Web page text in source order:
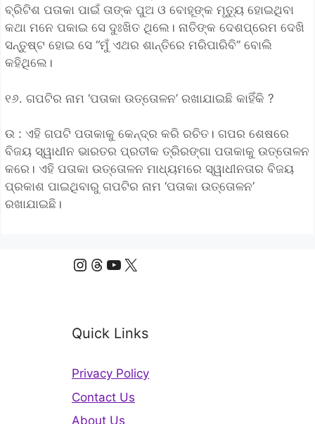
ବ୍ରିଟିଶ ପତାକା ପାଇଁ ତାଙ୍କ ପୁଅ ଓ ବୋହୂଙ୍କ ମୃତ୍ୟୁ ହୋଇଥିବା
କଥା ମନେ ପକାଇ ସେ ଦୁଃଖିତ ଥିଲେ। ନାତିଙ୍କ ଦେଶପ୍ରେମ ଦେଖି
ସନ୍ତୁଷ୍ଟ ହୋଇ ସେ “ମୁଁ ଏଥର ଶାନ୍ତିରେ ମରିପାରିବି” ବୋଲି
କହିଥିଲେ।
୧୬. ଗପଟିର ନାମ ‘ପତାକା ଉତ୍ତୋଳନ’ ରଖାଯାଇଛି କାହିଁକି ?
ଉ : ଏହି ଗପଟି ପତାକାକୁ କେନ୍ଦ୍ର କରି ରଚିତ। ଗପର ଶେଷରେ
ବିଜୟ ସ୍ୱାଧୀନ ଭାରତର ପ୍ରତୀକ ତ୍ରିରଙ୍ଗା ପତାକାକୁ ଉତ୍ତୋଳନ
କରେ। ଏହି ପତାକା ଉତ୍ତୋଳନ ମାଧ୍ୟମରେ ସ୍ୱାଧୀନତାର ବିଜୟ
ପ୍ରକାଶ ପାଇଥିବାରୁ ଗପଟିର ନାମ ‘ପତାକା ଉତ୍ତୋଳନ’
ରଖାଯାଇଛି।
Instagram
Threads
YouTube
X
Quick Links
Privacy Policy
Contact Us
About Us